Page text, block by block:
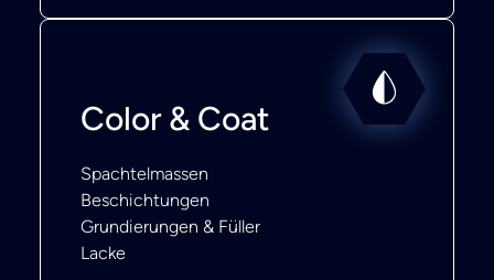
Color & Coat
Spachtelmassen
Beschichtungen
Grundierungen & Füller
Lacke